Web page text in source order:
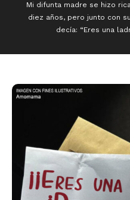
Mi difunta madre se hizo
diez años, pero junto con
decía: “Eres una